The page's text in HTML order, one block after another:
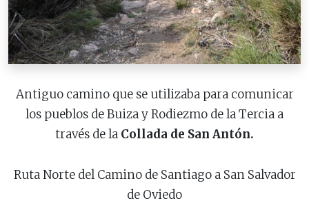
Antiguo camino que se utilizaba para comunicar
los pueblos de Buiza y Rodiezmo de la Tercia a
través de la Collada de San Antón.
Ruta Norte del Camino de Santiago a San Salvador
de Oviedo